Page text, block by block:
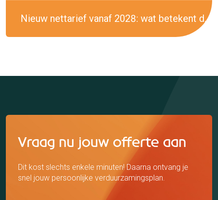
Nieuw nettarief vanaf 2028: wat betekent dit voor jouw energierekening?
Vraag nu jouw offerte aan
Dit kost slechts enkele minuten! Daarna ontvang je
snel jouw persoonlijke verduurzamingsplan.